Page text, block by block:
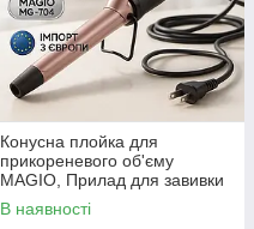
Конусна плойка для
прикореневого об'єму
MAGIO, Прилад для завивки
волосся Плойка-стайлер
завивки KS-50
В наявності